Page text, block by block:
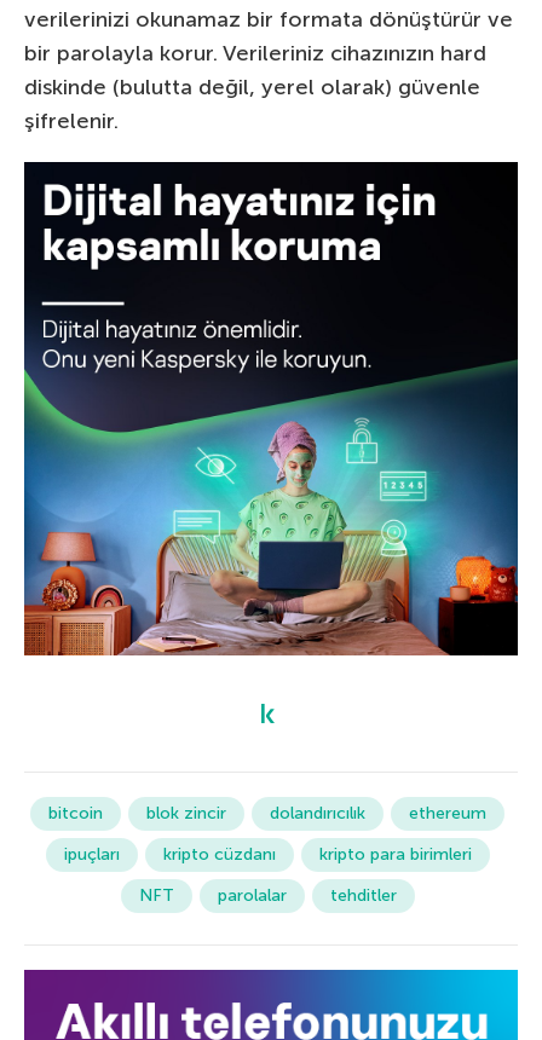
verilerinizi okunamaz bir formata dönüştürür ve
bir parolayla korur. Verileriniz cihazınızın hard
diskinde (bulutta değil, yerel olarak) güvenle
şifrelenir.
bitcoin blok zincir dolandırıcılık
ethereum
ipuçları
kripto cüzdanı
kripto para birimleri
NFT
parolalar tehditler